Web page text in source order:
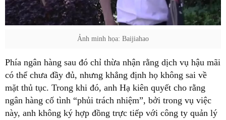
Ảnh minh họa: Baijiahao
Phía ngân hàng sau đó chỉ thừa nhận rằng dịch vụ hậu mãi
có thể chưa đầy đủ, nhưng khẳng định họ không sai về
mặt thủ tục. Trong khi đó, anh Hạ kiên quyết cho rằng
ngân hàng cố tình “phủi trách nhiệm”, bởi trong vụ việc
này, anh không ký hợp đồng trực tiếp với công ty quản lý